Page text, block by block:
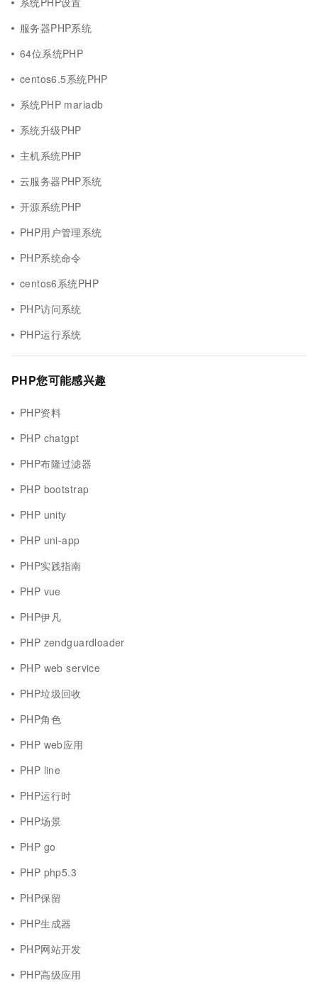
服务器PHP系统
64位系统PHP
centos6.5系统PHP
系统PHP mariadb
系统升级PHP
主机系统PHP
云服务器PHP系统
开源系统PHP
PHP用户管理系统
PHP系统命令
centos6系统PHP
PHP访问系统
PHP运行系统
PHP您可能感兴趣
PHP资料
PHP chatgpt
PHP布隆过滤器
PHP bootstrap
PHP unity
PHP uni-app
PHP实践指南
PHP vue
PHP伊凡
PHP zendguardloader
PHP web service
PHP垃圾回收
PHP角色
PHP web应用
PHP line
PHP运行时
PHP场景
PHP go
PHP php5.3
PHP保留
PHP生成器
PHP网站开发
PHP高级应用